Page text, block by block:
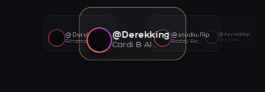
@Derekking
Cardi B AI voice
@studio.flip
Roddy Ricch AI voice
@Ayywalker
@Derekking
Rihanna AI voice